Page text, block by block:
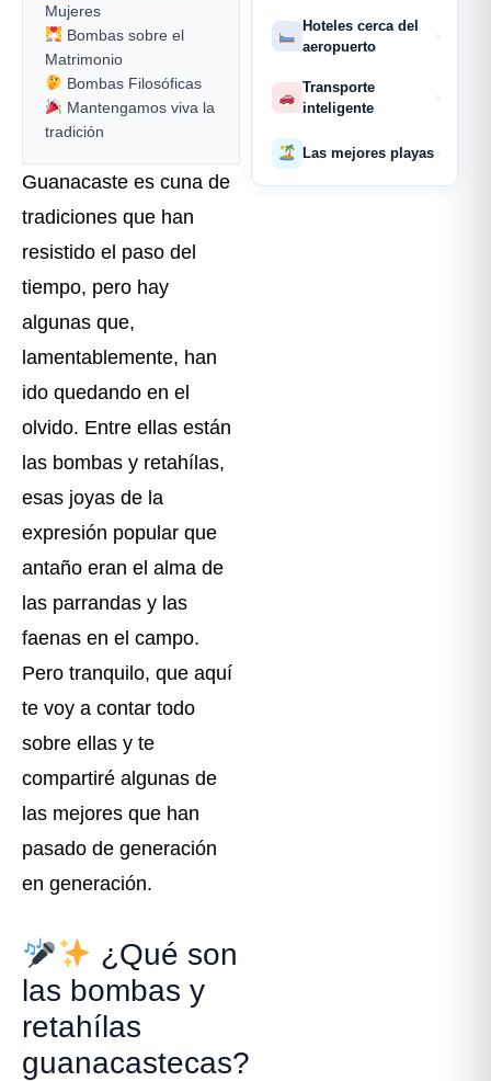
Mujeres
Bombas sobre el
Matrimonio
Bombas Filosóficas
Mantengamos viva la
tradición
Guanacaste es cuna de
tradiciones que han
resistido el paso del
tiempo, pero hay
algunas que,
lamentablemente, han
ido quedando en el
olvido. Entre ellas están
las bombas y retahílas,
esas joyas de la
expresión popular que
antaño eran el alma de
las parrandas y las
faenas en el campo.
Pero tranquilo, que aquí
te voy a contar todo
sobre ellas y te
compartiré algunas de
las mejores que han
pasado de generación
en generación.
¿Qué son
las bombas y
retahílas
guanacastecas?
Hoteles cerca del
aeropuerto
›
Transporte
inteligente
›
Las mejores playas ›